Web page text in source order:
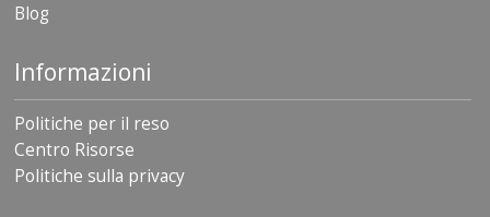
Blog
Informazioni
Politiche per il reso
Centro Risorse
Politiche sulla privacy